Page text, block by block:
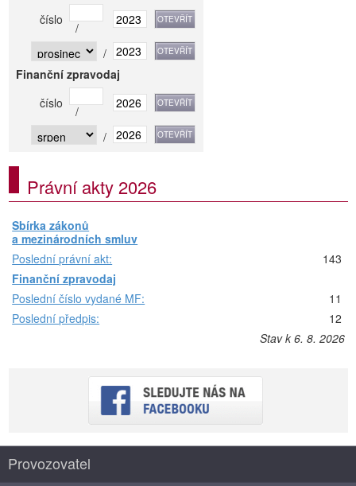
číslo
/
/
Finanční zpravodaj
číslo
/
/
Právní akty 2026
Sbírka zákonů
a mezinárodních smluv
Poslední právní akt:
143
Finanční zpravodaj
Poslední číslo vydané MF:
11
Poslední předpis:
12
Stav k 6. 8. 2026
Provozovatel